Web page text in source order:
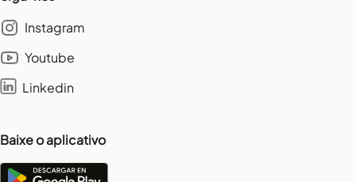
Instagram
Youtube
Linkedin
Baixe o aplicativo